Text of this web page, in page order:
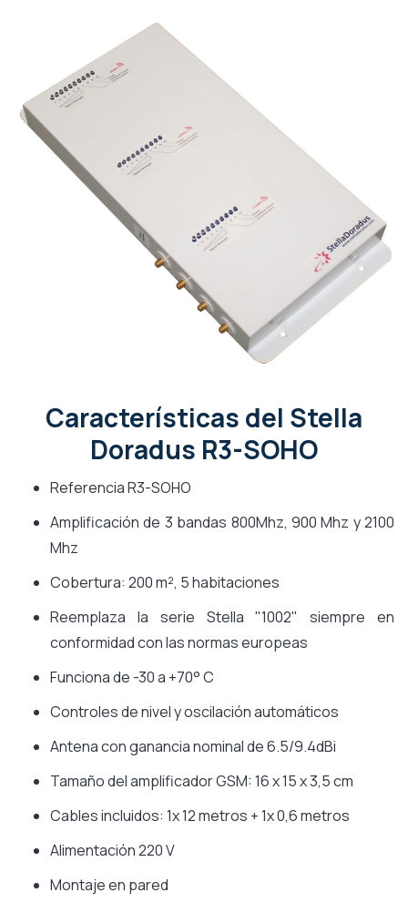
Características del Stella
Doradus R3-SOHO
Referencia R3-SOHO
Amplificación de 3 bandas 800Mhz, 900 Mhz y 2100
Mhz
Cobertura: 200 m², 5 habitaciones
Reemplaza la serie Stella "1002" siempre en
conformidad con las normas europeas
Funciona de -30 a +70° C
Controles de nivel y oscilación automáticos
Antena con ganancia nominal de 6.5/9.4dBi
Tamaño del amplificador GSM: 16 x 15 x 3,5 cm
Cables incluidos: 1x 12 metros + 1x 0,6 metros
Alimentación 220 V
Montaje en pared